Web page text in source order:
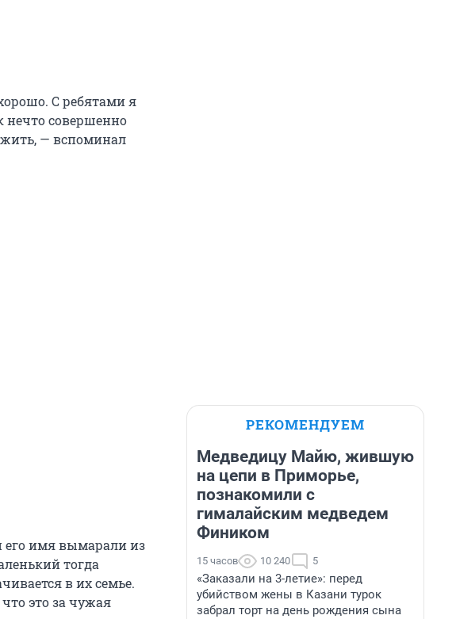
С ребятами я
нечто совершенно
жить, — вспоминал
его имя вымарали из
тогда
в их семье.
это за чужая
РЕКОМЕНДУЕМ
Медведицу Майю, жившую
на цепи в Приморье,
познакомили с
гималайским медведем
Фиником
15 часов 10 240 5
«Заказали на 3-летие»: перед
убийством жены в Казани турок
забрал торт на день рождения сына